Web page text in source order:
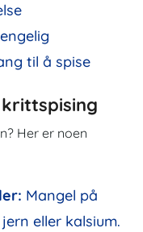
til å spise
Her er noen
Mangel på
eller kalsium.